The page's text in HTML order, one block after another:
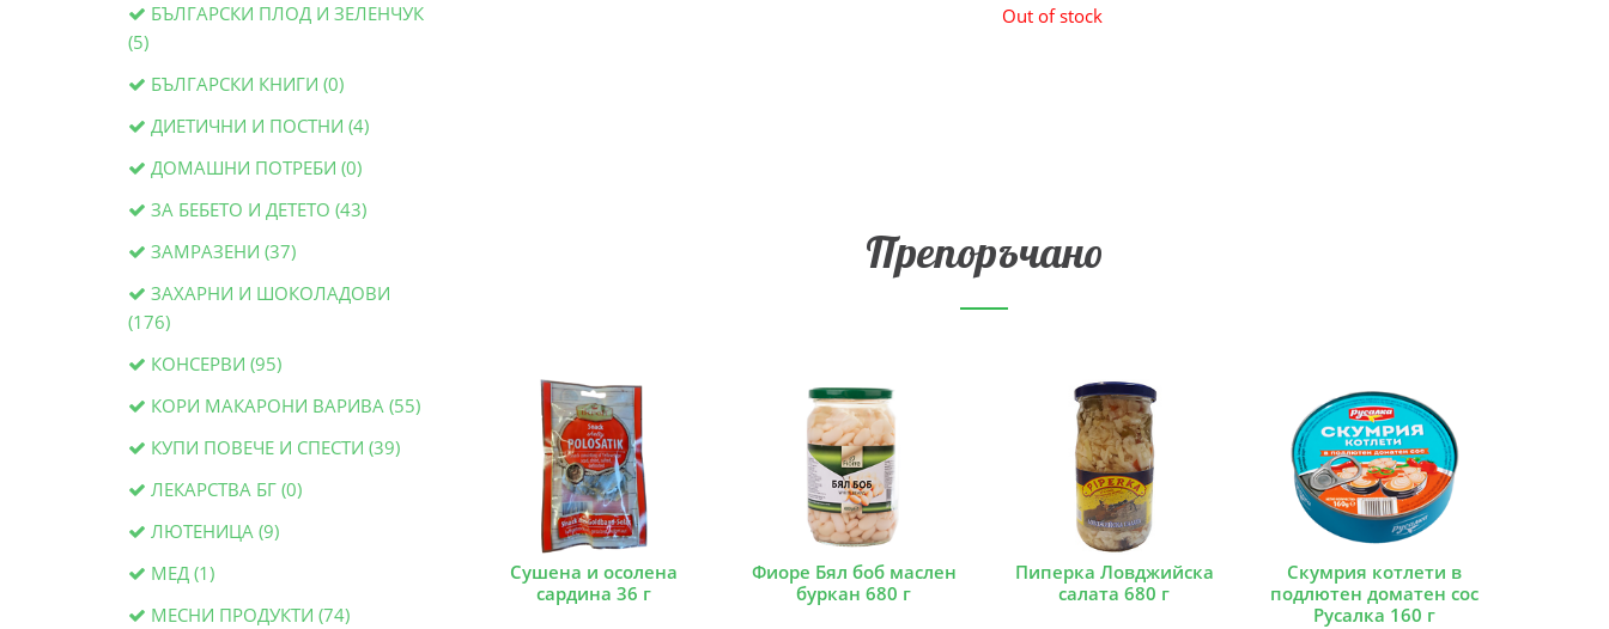
БЪЛГАРСКИ ПЛОД И ЗЕЛЕНЧУК
(5)
БЪЛГАРСКИ КНИГИ (0)
ДИЕТИЧНИ И ПОСТНИ (4)
ДОМАШНИ ПОТРЕБИ (0)
ЗА БЕБЕТО И ДЕТЕТО (43)
ЗАМРАЗЕНИ (37)
ЗАХАРНИ И ШОКОЛАДОВИ
(176)
КОНСЕРВИ (95)
КОРИ МАКАРОНИ ВАРИВА (55)
КУПИ ПОВЕЧЕ И СПЕСТИ (39)
ЛЕКАРСТВА БГ (0)
ЛЮТЕНИЦА (9)
МЕД (1)
МЕСНИ ПРОДУКТИ (74)
Out of stock
Препоръчано
Сушена и осолена
сардина 36 г
Фиоре Бял боб маслен
буркан 680 г
Пиперка Ловджийска
салата 680 г
Скумрия котлети в
подлютен доматен сос
Русалка 160 г